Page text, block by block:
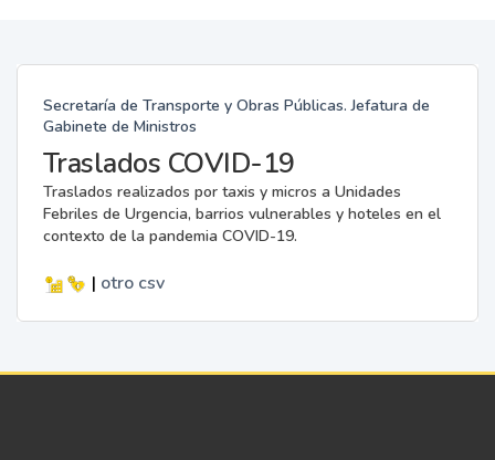
Secretaría de Transporte y Obras Públicas. Jefatura de
Gabinete de Ministros
Traslados COVID-19
Traslados realizados por taxis y micros a Unidades
Febriles de Urgencia, barrios vulnerables y hoteles en el
contexto de la pandemia COVID-19.
| otro csv